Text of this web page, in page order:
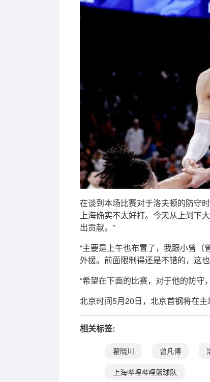
在谈到本场比赛对于洛夫顿的防守
上海确实不太好打。今天从上到下
出贡献。”
“主要是上午也布置了，我跟小曾
外援。前面限制得还是不错的，这
“希望在下面的比赛，对于他的防守
北京时间5月20日，北京首钢将在
相关标签:
翟晓川 曾凡博
上海哔哩哔哩篮球队